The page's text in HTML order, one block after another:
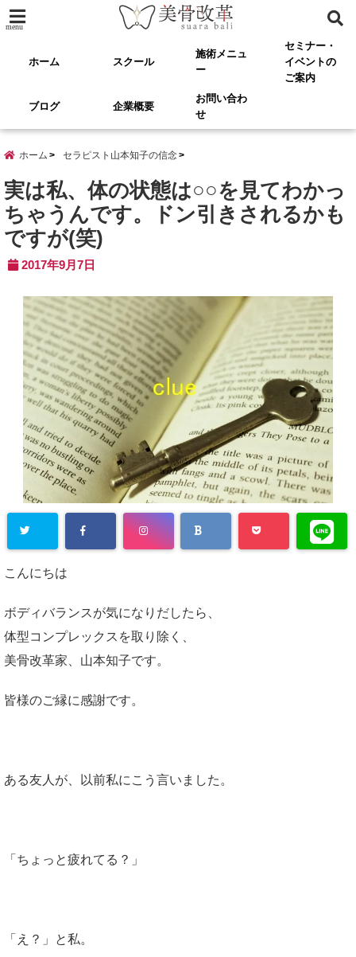
menu
ホーム スクール
施術メニュ
ー
セミナー・
イベントの
ご案内
ブログ 企業概要
お問い合わ
せ
ホーム セラピスト山本知子の信念
実は私、体の状態は○○を見てわかっ
ちゃうんです。ドン引きされるかも
ですが(笑)
2017年9月7日
こんにちは
ボディバランスが気になりだしたら、
体型コンプレックスを取り除く、
美骨改革家、山本知子です。
皆様のご縁に感謝です。
ある友人が、以前私にこう言いました。
「ちょっと疲れてる？」
「え？」と私。